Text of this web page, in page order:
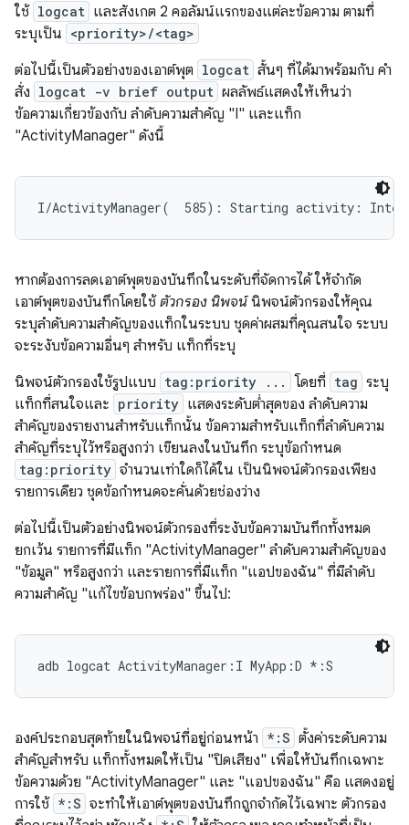
ใช้ logcat และสังเกต 2 คอลัมน์แรกของแต่ละข้อความ ตามที่
ระบุเป็น <priority>/<tag>
ต่อไปนี้เป็นตัวอย่างของเอาต์พุต logcat สั้นๆ ที่ได้มาพร้อมกับ คำ
สั่ง logcat -v brief output ผลลัพธ์แสดงให้เห็นว่า
ข้อความเกี่ยวข้องกับ ลำดับความสำคัญ "I" และแท็ก
"ActivityManager" ดังนี้
หากต้องการลดเอาต์พุตของบันทึกในระดับที่จัดการได้ ให้จำกัด
เอาต์พุตของบันทึกโดยใช้ ตัวกรอง นิพจน์นิพจน์ตัวกรองให้คุณ
ระบุลำดับความสำคัญของแท็กในระบบ ชุดค่าผสมที่คุณสนใจ ระบบ
จะระงับข้อความอื่นๆ สำหรับ แท็กที่ระบุ
นิพจน์ตัวกรองใช้รูปแบบ tag:priority ... โดยที่ tag ระบุ
แท็กที่สนใจและ priority แสดงระดับต่ำสุดของ ลำดับความ
สำคัญของรายงานสำหรับแท็กนั้น ข้อความสำหรับแท็กที่ลำดับความ
สำคัญที่ระบุไว้หรือสูงกว่า เขียนลงในบันทึก ระบุข้อกำหนด
tag:priority จำนวนเท่าใดก็ได้ใน เป็นนิพจน์ตัวกรองเพียง
รายการเดียว ชุดข้อกำหนดจะคั่นด้วยช่องว่าง
ต่อไปนี้เป็นตัวอย่างนิพจน์ตัวกรองที่ระงับข้อความบันทึกทั้งหมด
ยกเว้น รายการที่มีแท็ก "ActivityManager" ลำดับความสำคัญของ
"ข้อมูล" หรือสูงกว่า และรายการที่มีแท็ก "แอปของฉัน" ที่มีลำดับ
ความสำคัญ "แก้ไขข้อบกพร่อง" ขึ้นไป:
องค์ประกอบสุดท้ายในนิพจน์ที่อยู่ก่อนหน้า *:S ตั้งค่าระดับความ
สำคัญสำหรับ แท็กทั้งหมดให้เป็น "ปิดเสียง" เพื่อให้บันทึกเฉพาะ
ข้อความด้วย "ActivityManager" และ "แอปของฉัน" คือ แสดงอยู่
การใช้ *:S จะทำให้เอาต์พุตของบันทึกถูกจำกัดไว้เฉพาะ ตัวกรอง